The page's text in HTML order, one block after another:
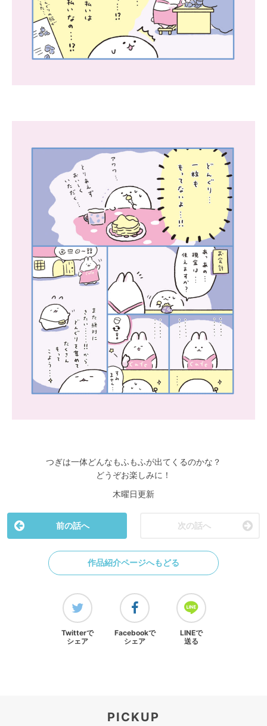
つぎは一体どんなもふもふが出てくるのかな？
どうぞお楽しみに！
木曜日更新
前の話へ 次の話へ
作品紹介ページへもどる
Twitterで
シェア
Facebookで
シェア
LINEで
送る
PICKUP